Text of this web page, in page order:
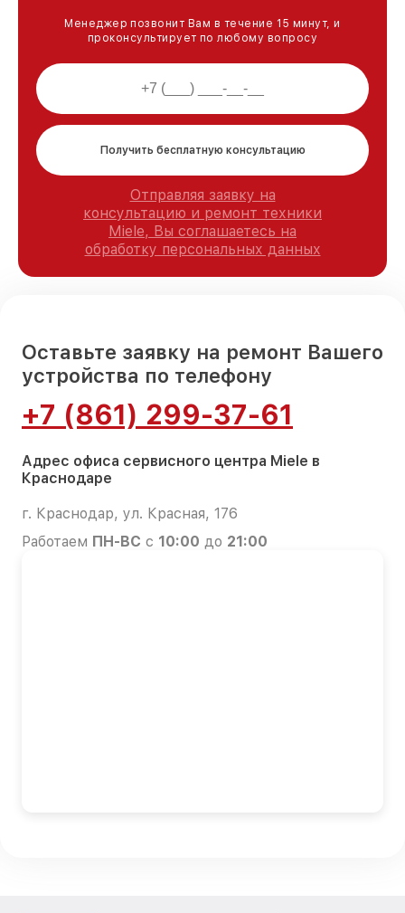
Менеджер позвонит Вам в течение 15 минут, и
проконсультирует по любому вопросу
Получить бесплатную консультацию
Отправляя заявку на
консультацию и ремонт техники
Miele, Вы соглашаетесь на
обработку персональных данных
Оставьте заявку на ремонт Вашего
устройства по телефону
+7 (861) 299-37-61
Адрес офиса сервисного центра Miele в
Краснодаре
г. Краснодар, ул. Красная, 176
Работаем ПН-ВС с 10:00 до 21:00